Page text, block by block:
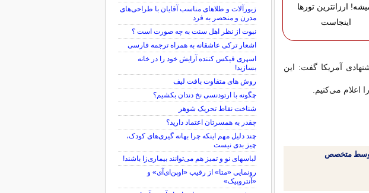
ارزانترین تورها
اینجاست
آمریکا گفت: این
می‌کنیم.
توسط متخصص
زیورآلات و طلاهای مناسب آقایان با طراحی‌های
مدرن و منحصر به فرد
نبوت از نظر اهل سنت به چه صورت است ؟
اشعار ترکی عاشقانه به همراه ترجمه فارسی
اسپری فیکس کننده آرایش خود را در خانه
بسازید!
روش های متفاوت بافت لیف
چگونه با ارتودنسی نخ دندان بکشیم؟
شناخت نقاط تحریک شوهر
چقدر به همسرتان اعتماد دارید؟
چند دلیل مهم اینکه چرا بهانه گیری‌های کودک،
چیز بدی نیست
لباس‎های نو و تمیز هم می‌توانند بیماری‌زا باشند!
رونمایی «متا» از رقیب «اوپن‌ای‌آی» و
«آنتروپیک»